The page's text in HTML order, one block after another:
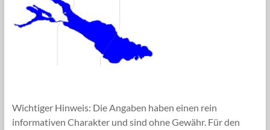
Wichtiger Hinweis: Die Angaben haben einen rein
informativen Charakter und sind ohne Gewähr. Für den